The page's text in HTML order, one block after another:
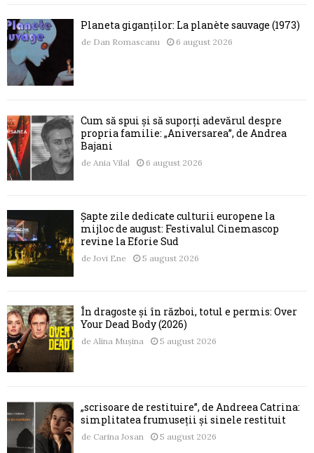
Planeta giganților: La planète sauvage (1973)
de Dan Romascanu 6 august 2026
Cum să spui și să suporți adevărul despre
propria familie: „Aniversarea”, de Andrea
Bajani
de Ania Vilal 6 august 2026
Șapte zile dedicate culturii europene la
mijloc de august: Festivalul Cinemascop
revine la Eforie Sud
de Jovi Ene 5 august 2026
În dragoste și în război, totul e permis: Over
Your Dead Body (2026)
de Alina Mușina 5 august 2026
„scrisoare de restituire”, de Andreea Catrina:
simplitatea frumuseții și sinele restituit
de Carina Josan 5 august 2026